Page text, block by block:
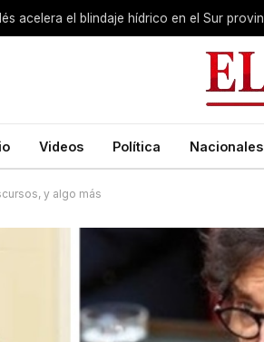
Videos Política Nacionales
y algo más